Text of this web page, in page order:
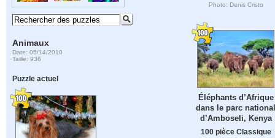
Animaux
Date: 05/14/2010
Taille: 936
Puzzle actuel
Photo: Denis Cristo
Éléphants d’Afrique
dans le parc national
d’Amboseli, Kenya
100 pièce Classique